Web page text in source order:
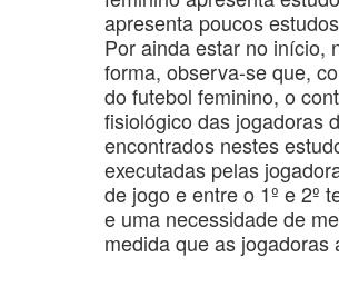
apresenta poucos
Por ainda estar no início,
forma, observa-se que,
do futebol feminino, o
fisiológico das jogadoras
encontrados nestes
executadas pelas
de jogo e entre o 1º e 2º
e uma necessidade de
medida que as